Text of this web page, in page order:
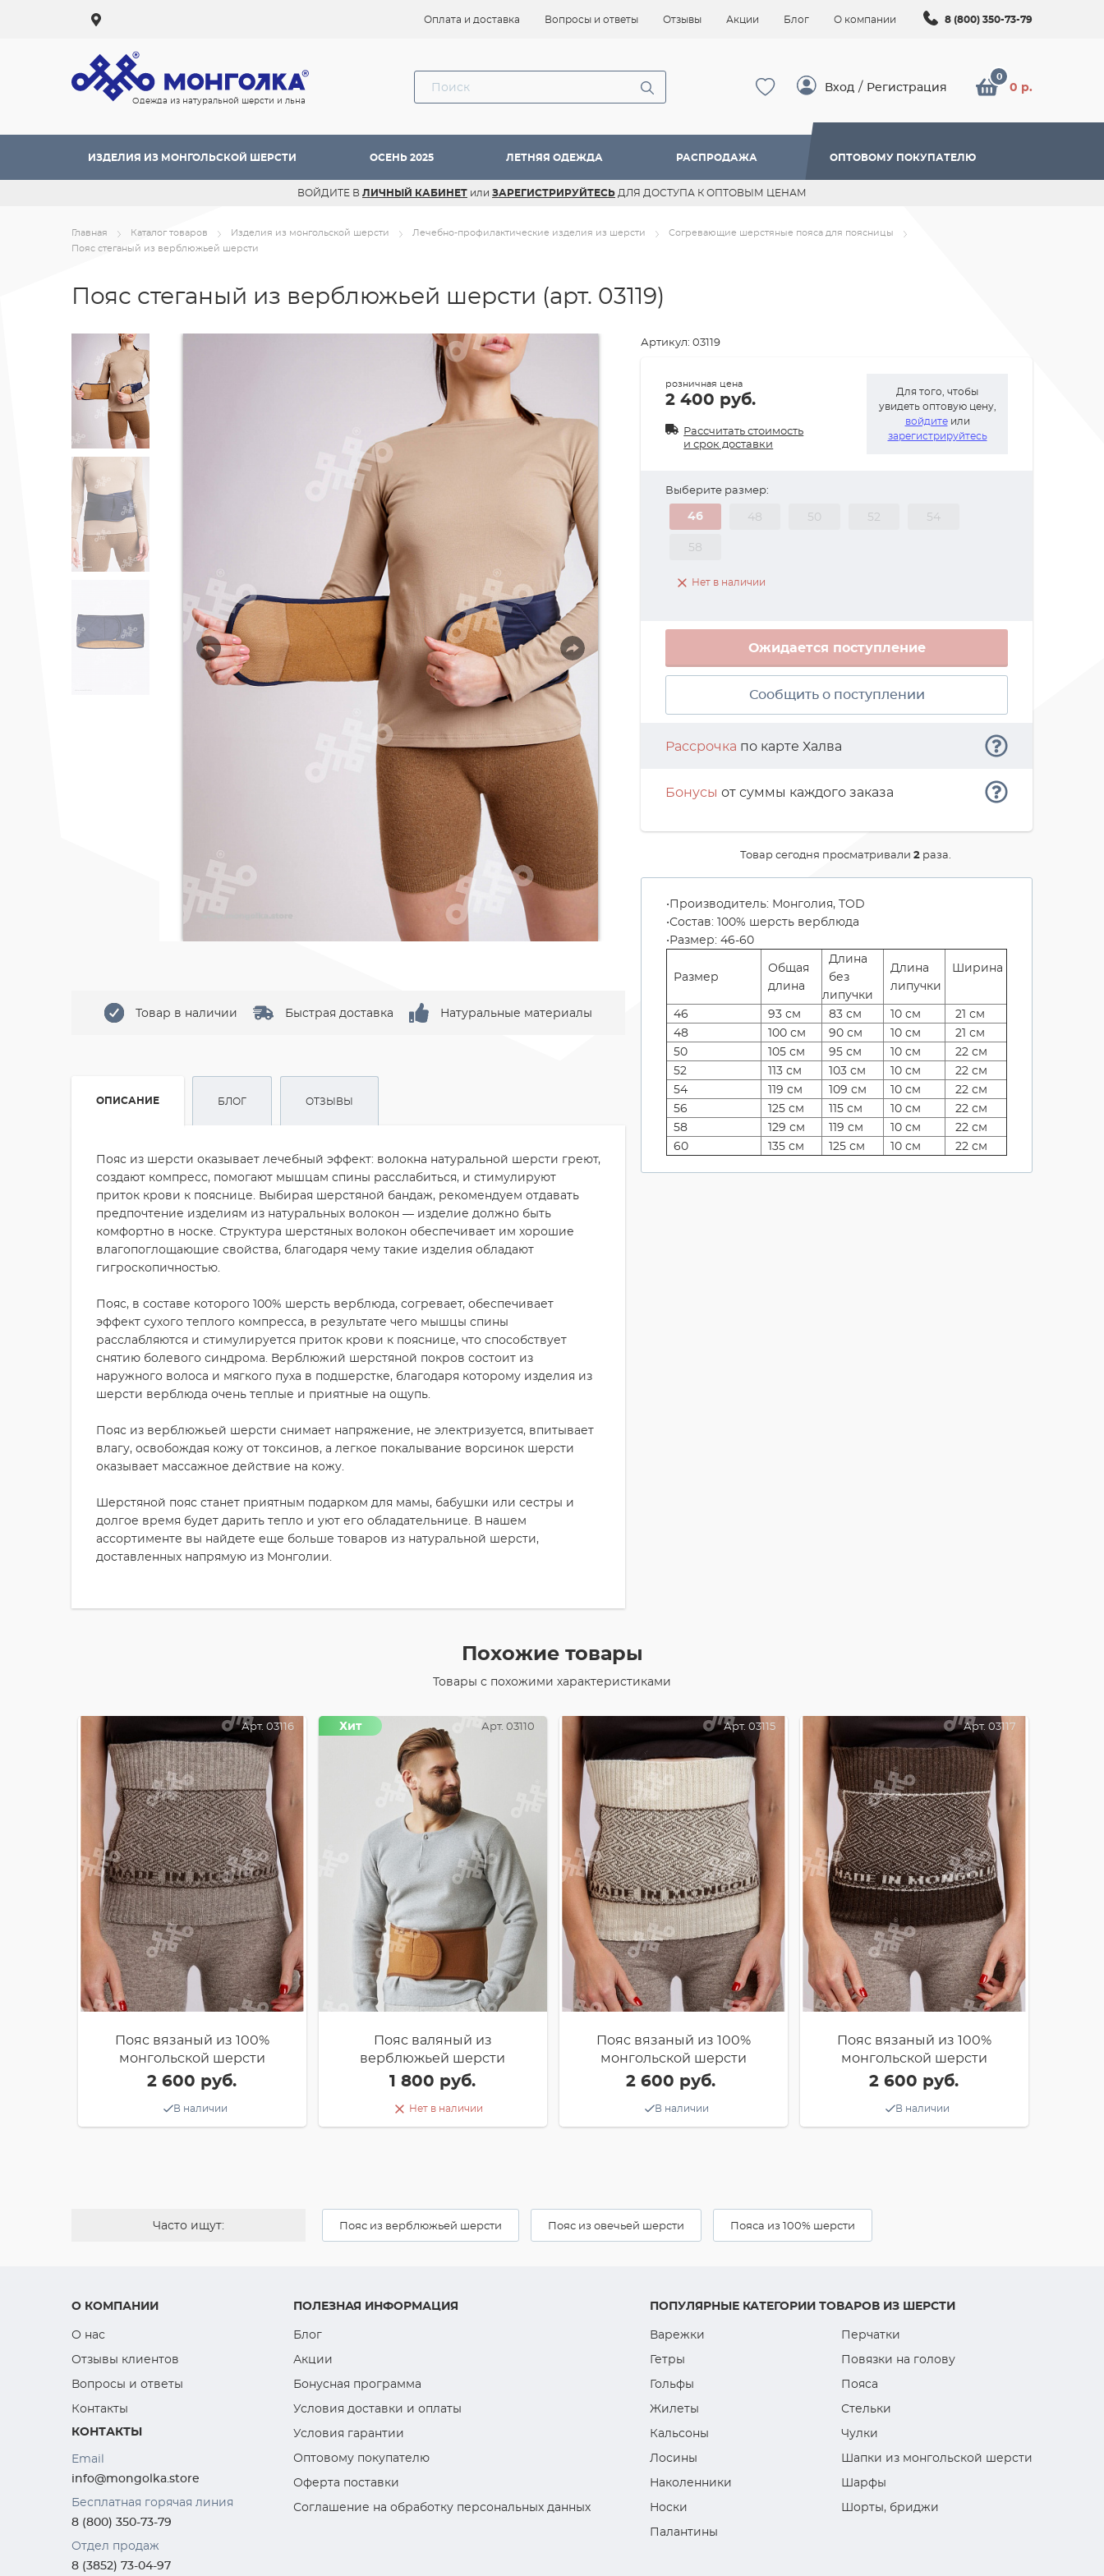
Оплата и доставка Вопросы и ответы Отзывы Акции Блог О компании 8 (800) 350-73-79
Одежда из натуральной шерсти и льна
Вход / Регистрация 0 р.
ИЗДЕЛИЯ ИЗ МОНГОЛЬСКОЙ ШЕРСТИ ОСЕНЬ 2025 ЛЕТНЯЯ ОДЕЖДА РАСПРОДАЖА ОПТОВОМУ ПОКУПАТЕЛЮ
ВОЙДИТЕ В ЛИЧНЫЙ КАБИНЕТ или ЗАРЕГИСТРИРУЙТЕСЬ ДЛЯ ДОСТУПА К ОПТОВЫМ ЦЕНАМ
Главная Каталог товаров Изделия из монгольской шерсти Лечебно-профилактические изделия из шерсти
Согревающие шерстяные пояса для поясницы
Пояс стеганый из верблюжьей шерсти
Пояс стеганый из верблюжьей шерсти (арт. 03119)
Товар в наличии Быстрая доставка Натуральные материалы
ОПИСАНИЕ БЛОГ ОТЗЫВЫ
Пояс из шерсти оказывает лечебный эффект: волокна натуральной шерсти греют,
создают компресс, помогают мышцам спины расслабиться, и стимулируют
приток крови к пояснице. Выбирая шерстяной бандаж, рекомендуем отдавать
предпочтение изделиям из натуральных волокон — изделие должно быть
комфортно в носке. Структура шерстяных волокон обеспечивает им хорошие
влагопоглощающие свойства, благодаря чему такие изделия обладают
гигроскопичностью.
Пояс, в составе которого 100% шерсть верблюда, согревает, обеспечивает
эффект сухого теплого компресса, в результате чего мышцы спины
расслабляются и стимулируется приток крови к пояснице, что способствует
снятию болевого синдрома. Верблюжий шерстяной покров состоит из
наружного волоса и мягкого пуха в подшерстке, благодаря которому изделия из
шерсти верблюда очень теплые и приятные на ощупь.
Пояс из верблюжьей шерсти снимает напряжение, не электризуется, впитывает
влагу, освобождая кожу от токсинов, а легкое покалывание ворсинок шерсти
оказывает массажное действие на кожу.
Шерстяной пояс станет приятным подарком для мамы, бабушки или сестры и
долгое время будет дарить тепло и уют его обладательнице. В нашем
ассортименте вы найдете еще больше товаров из натуральной шерсти,
доставленных напрямую из Монголии.
Артикул: 03119
розничная цена
2 400 руб.
Рассчитать стоимость
и срок доставки
Для того, чтобы
увидеть оптовую цену,
войдитеили
зарегистрируйтесь
Выберите размер:
46 48 50 52 54
58
Нет в наличии
Ожидается поступление
Сообщить о поступлении
Рассрочка по карте Халва
Бонусы от суммы каждого заказа
Товар сегодня просматривали 2раза.
Производитель: Монголия, TOD
Состав: 100% шерсть верблюда
Размер: 46-60
Размер
Общая
длина
Длина
без
липучки
Длина
липучки
Ширина
46 93 см 83 см 10 см
21 см
48
100 см 90 см 10 см
21 см
50
105 см 95 см 10 см
22 см
52
113 см 103 см 10 см
22 см
54
119 см 109 см 10 см
22 см
56
125 см 115 см 10 см
22 см
58
129 см 119 см 10 см
22 см
60
135 см 125 см 10 см 22 см
Похожие товары
Товары с похожими характеристиками
Арт. 03116
Пояс вязаный из 100%
монгольской шерсти
2 600 руб.
В наличии
Арт. 03110
Хит
Пояс валяный из
верблюжьей шерсти
1 800 руб.
Нет в наличии
Арт. 03115
Пояс вязаный из 100%
монгольской шерсти
2 600 руб.
В наличии
Арт. 03117
Пояс вязаный из 100%
монгольской шерсти
2 600 руб.
В наличии
Часто ищут: Пояс из верблюжьей шерсти Пояс из овечьей шерсти Пояса из 100% шерсти
О КОМПАНИИ
О нас
Отзывы клиентов
Вопросы и ответы
Контакты
КОНТАКТЫ
Email
info@mongolka.store
Бесплатная горячая линия
8 (800) 350-73-79
Отдел продаж
8 (3852) 73-04-97
ПОЛЕЗНАЯ ИНФОРМАЦИЯ
Блог
Акции
Бонусная программа
Условия доставки и оплаты
Условия гарантии
Оптовому покупателю
Оферта поставки
Соглашение на обработку персональных данных
ПОПУЛЯРНЫЕ КАТЕГОРИИ ТОВАРОВ ИЗ ШЕРСТИ
Варежки
Перчатки
Гетры
Повязки на голову
Гольфы
Пояса
Жилеты
Стельки
Кальсоны
Чулки
Лосины
Шапки из монгольской шерсти
Наколенники
Шарфы
Носки
Шорты, бриджи
Палантины